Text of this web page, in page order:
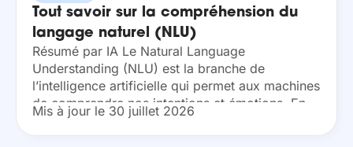
Tout savoir sur la compréhension du
langage naturel (NLU)
Résumé par IA Le Natural Language
Understanding (NLU) est la branche de
l’intelligence artificielle qui permet aux machines
de comprendre nos intentions et émotions. En
intégrant cette technologie, vous automatisez
vos processus tout en offrant une...
Mis à jour le 30 juillet 2026